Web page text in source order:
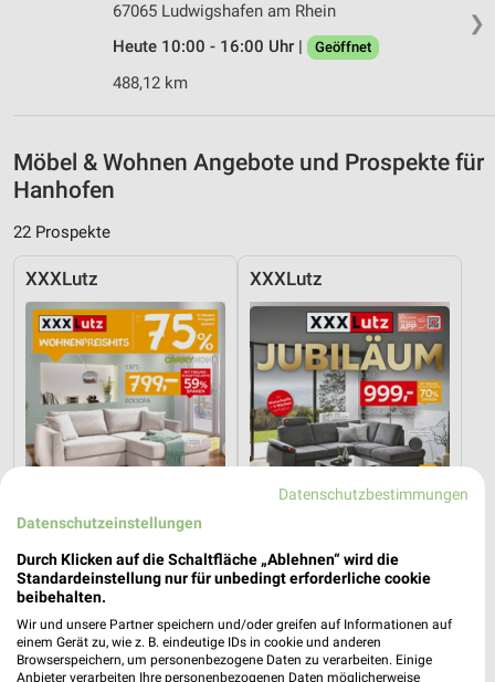
❯
67065 Ludwigshafen am Rhein
Heute 10:00 - 16:00 Uhr |
Geöffnet
488,12 km
Möbel & Wohnen Angebote und Prospekte für
Hanhofen
22 Prospekte
XXXLutz
Wohnenpreishits
Gültig bis Fr. 14.08.
XXXLutz
Angebote ab 08.08.
Gültig bis Fr. 14.08.
Datenschutzbestimmungen
Datenschutzeinstellungen
Durch Klicken auf die Schaltfläche „Ablehnen“ wird die
Standardeinstellung nur für unbedingt erforderliche cookie
beibehalten.
Wir und unsere Partner speichern und/oder greifen auf Informationen auf
einem Gerät zu, wie z. B. eindeutige IDs in cookie und anderen
Browserspeichern, um personenbezogene Daten zu verarbeiten. Einige
Anbieter verarbeiten Ihre personenbezogenen Daten möglicherweise